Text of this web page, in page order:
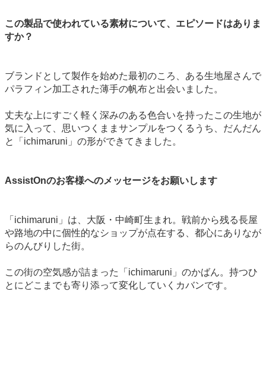
この製品で使われている素材について、エピソードはありま
すか？
ブランドとして製作を始めた最初のころ、ある生地屋さんで
パラフィン加工された薄手の帆布と出会いました。
丈夫な上にすごく軽く深みのある色合いを持ったこの生地が
気に入って、思いつくままサンプルをつくるうち、だんだん
と「ichimaruni」の形ができてきました。
AssistOnのお客様へのメッセージをお願いします
「ichimaruni」は、大阪・中崎町生まれ。戦前から残る長屋
や路地の中に個性的なショップが点在する、都心にありなが
らのんびりした街。
この街の空気感が詰まった「ichimaruni」のかばん。持つひ
とにどこまでも寄り添って変化していくカバンです。